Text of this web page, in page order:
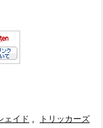
ェイド ,
トリッカーズ